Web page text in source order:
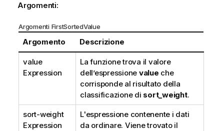
Argomenti:
Argomenti FirstSortedValue
Argomento Descrizione
value
Expression
La funzione trova il valore
dell’espressione value che
corrisponde al risultato della
classificazione di sort_weight.
sort-weight
Expression
L'espressione contenente i dati
da ordinare. Viene trovato il